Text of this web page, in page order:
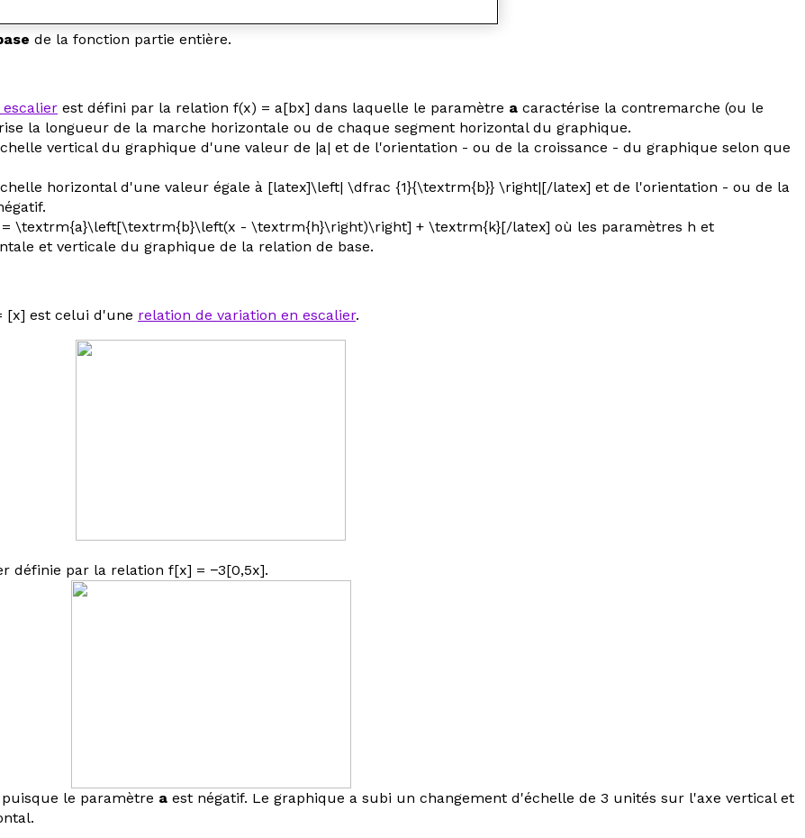
de la fonction partie entière.
est défini par la relation f(x) = a[bx] dans laquelle le paramètre a caractérise la contremarche (ou le
la longueur de la marche horizontale ou de chaque segment horizontal du graphique.
vertical du graphique d'une valeur de |a| et de l'orientation - ou de la croissance - du graphique selon que
horizontal d'une valeur égale à [latex]\left| \dfrac {1}{\textrm{b}} \right|[/latex] et de l'orientation - ou de la
= \textrm{a}\left[\textrm{b}\left(x - \textrm{h}\right)\right] + \textrm{k}[/latex] où les paramètres h et
et verticale du graphique de la relation de base.
[x] est celui d'une relation de variation en escalier.
définie par la relation f[x] = −3[0,5x].
le paramètre a est négatif. Le graphique a subi un changement d'échelle de 3 unités sur l'axe vertical et